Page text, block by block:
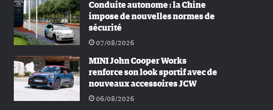
Conduite autonome : la Chine
impose de nouvelles normes de
sécurité
07/08/2026
MINI John Cooper Works
renforce son look sportif avec de
nouveaux accessoires JCW
06/08/2026